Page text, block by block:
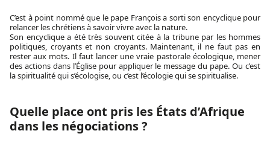
C’est à point nommé que le pape François a sorti son encyclique pour
relancer les chrétiens à savoir vivre avec la nature.
Son encyclique a été très souvent citée à la tribune par les hommes
politiques, croyants et non croyants. Maintenant, il ne faut pas en
rester aux mots. Il faut lancer une vraie pastorale écologique, mener
des actions dans l’Église pour appliquer le message du pape. Ou c’est
la spiritualité qui s’écologise, ou c’est l’écologie qui se spiritualise.
Quelle place ont pris les États d’Afrique
dans les négociations ?